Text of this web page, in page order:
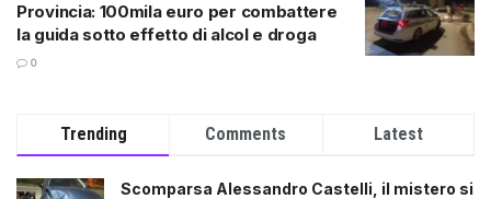
Provincia: 100mila euro per combattere
la guida sotto effetto di alcol e droga
0
Trending Comments Latest
Scomparsa Alessandro Castelli, il mistero si